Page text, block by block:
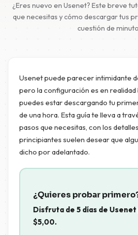
Contact
¿Eres nuevo en Usenet? Este breve
que necesitas y cómo descargar tus
cuestión de
Usenet puede parecer intimidante
pero la configuración es en
puedes estar descargando tu
de una hora. Esta guía te lleva a
pasos que necesitas, con los
principiantes suelen desear que
dicho por adelantado.
¿Quieres probar
Disfruta de 5 días de
$5,00.